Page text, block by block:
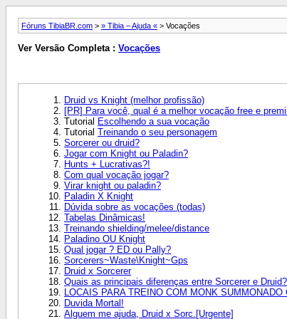
Fóruns TibiaBR.com > » Tibia – Ajuda « > Vocações
Ver Versão Completa : Vocações
Druid vs Knight (melhor profissão)
[PR] Para você, qual é a melhor vocação free e
Tutorial Escolhendo a sua vocação
Tutorial Treinando o seu personagem
Sorcerer ou druid?
Jogar com Knight ou Paladin?
Hunts + Lucrativas?!
Com qual vocação jogar?
Virar knight ou paladin?
Paladin X Knight
Dúvida sobre as vocações (todas)
Tabelas Dinâmicas!
Treinando shielding/melee/distance
Paladino OU Knight
Qual jogar ? ED ou Pally?
Sorcerers~Waste\Knight~Gps
Druid x Sorcerer
Quais as principais diferenças entre Sorcerer e Druid?
LOCAIS PARA TREINO COM MONK
Duvida Mortal!
Alguem me ajuda, Druid x Sorc.[Urgente]